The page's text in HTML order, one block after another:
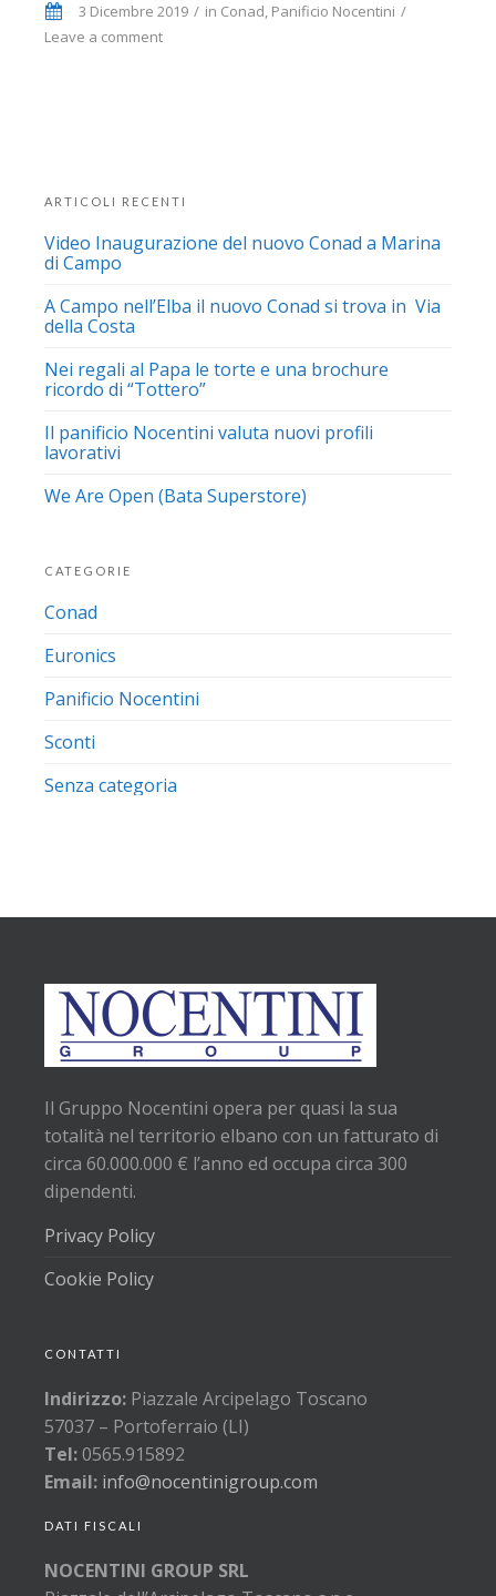
3 Dicembre 2019 in Conad, Panificio Nocentini
Leave a comment
ARTICOLI RECENTI
Video Inaugurazione del nuovo Conad a Marina
di Campo
A Campo nell’Elba il nuovo Conad si trova in Via
della Costa
Nei regali al Papa le torte e una brochure
ricordo di “Tottero”
Il panificio Nocentini valuta nuovi profili
lavorativi
We Are Open (Bata Superstore)
CATEGORIE
Conad
Euronics
Panificio Nocentini
Sconti
Senza categoria
Il Gruppo Nocentini opera per quasi la sua
totalità nel territorio elbano con un fatturato di
circa 60.000.000 € l’anno ed occupa circa 300
dipendenti.
Privacy Policy
Cookie Policy
CONTATTI
Indirizzo: Piazzale Arcipelago Toscano
57037 – Portoferraio (LI)
Tel: 0565.915892
Email: info@nocentinigroup.com
DATI FISCALI
NOCENTINI GROUP SRL